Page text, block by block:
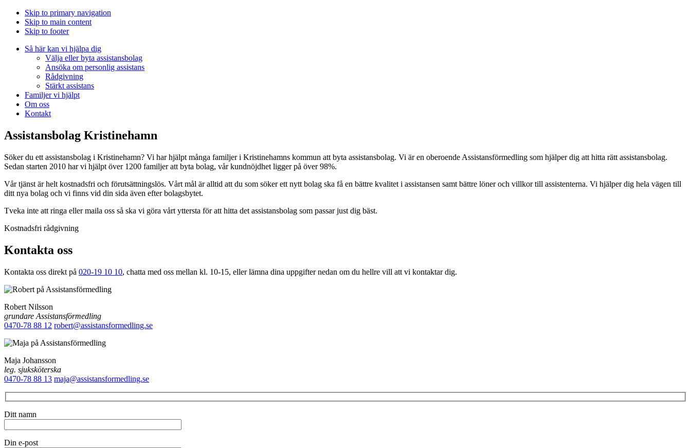
Skip to primary navigation
Skip to main content
Skip to footer
Så här kan vi hjälpa dig
Välja eller byta assistansbolag
Ansöka om personlig assistans
Rådgivning
Stärkt assistans
Familjer vi hjälpt
Om oss
Kontakt
Assistansbolag Kristinehamn
Söker du ett assistansbolag i Kristinehamn? Vi har hjälpt många familjer i Kristinehamns kommun att byta assistansbolag. Vi är en oberoende Assistansförmedling som hjälper dig att hitta rätt assistansbolag.
Sedan starten 2010 har vi hjälpt över 1200 familjer att byta bolag, vår kundnöjdhet ligger på över 98%.
Vår tjänst är helt kostnadsfri och förutsättningslös. Vårt mål är alltid att du som söker ett nytt bolag ska få en bättre kvalitet i assistansen samt bättre löner och villkor till assistenterna. Vi hjälper dig hela vägen till
ditt nya bolag och vi finns vid din sida även efter bolagsbytet.
Tveka inte att ringa eller maila oss så ska vi göra vårt yttersta för att hitta det assistansbolag som passar just dig bäst.
Kostnadsfri rådgivning
Kontakta oss
Kontakta oss direkt på 020-19 10 10, chatta med oss mellan kl. 10-15, eller lämna dina uppgifter nedan om du hellre vill att vi kontaktar dig.
Robert Nilsson
grundare Assistansförmedling
0470-78 88 12 robert@assistansformedling.se
Maja Johansson
leg. sjuksköterska
0470-78 88 13 maja@assistansformedling.se
Ditt namn
Din e-post